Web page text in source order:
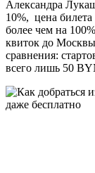
Александра
10%, цена билета
более чем на
квиток до
сравнения:
всего лишь 50